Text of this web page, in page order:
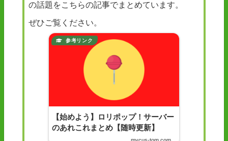
の話題をこちらの記事でまとめています。
ぜひご覧ください。
【始めよう】ロリポップ！サーバー
のあれこれまとめ【随時更新】